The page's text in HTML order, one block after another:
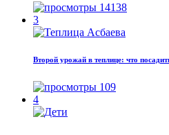
14138
3
Второй урожай в теплице: что
109
4